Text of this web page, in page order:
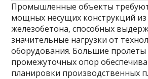
Промышленные объекты
мощных несущих конструкций из
железобетона, способных
значительные нагрузки от
оборудования. Большие пролеты
промежуточных опор
планировки производственных